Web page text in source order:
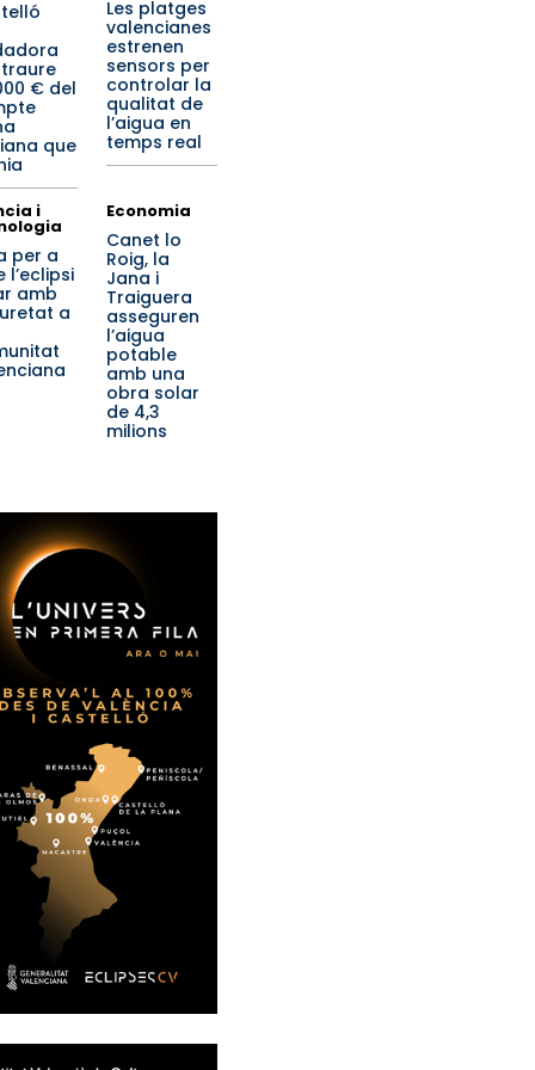
€ del
que
Les platges
valencianes
estrenen
sensors per
controlar la
qualitat de
l’aigua en
temps real
i
per a
l’eclipsi
amb
a
Economia
Canet lo
Roig, la
Jana i
Traiguera
asseguren
l’aigua
potable
amb una
obra solar
de 4,3
milions